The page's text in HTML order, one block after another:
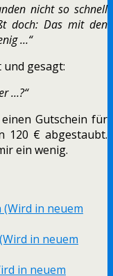
nicht so schnell
doch: Das mit den
…“
gesagt:
…?“
Gutschein für
120 € abgestaubt.
ein wenig.
(Wird in neuem
in neuem
in neuem